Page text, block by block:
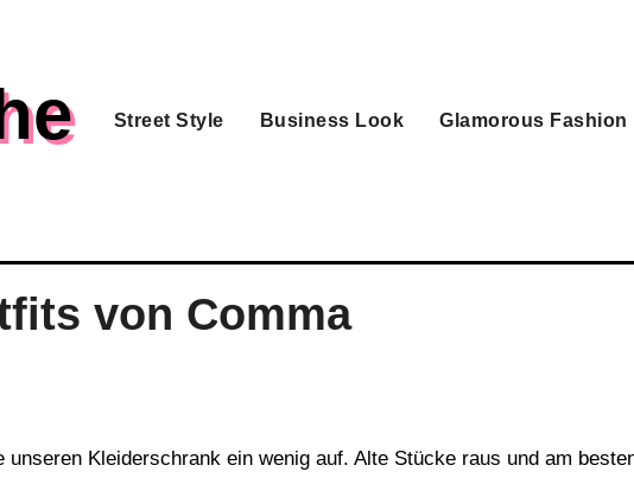
Street Style Business Look Glamorous Fashion
von Comma